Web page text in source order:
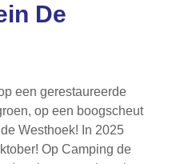
De
een gerestaureerde
op een boogscheut
Westhoek! In 2025
Op Camping de